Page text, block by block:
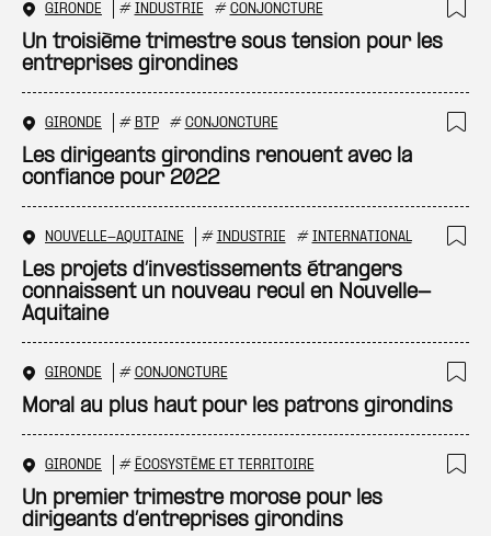
GIRONDE # INDUSTRIE # CONJONCTURE
Un troisième trimestre sous tension pour les
entreprises girondines
GIRONDE # BTP # CONJONCTURE
Les dirigeants girondins renouent avec la
confiance pour 2022
NOUVELLE-AQUITAINE # INDUSTRIE # INTERNATIONAL
Les projets d’investissements étrangers
connaissent un nouveau recul en Nouvelle-
Aquitaine
GIRONDE # CONJONCTURE
Moral au plus haut pour les patrons girondins
GIRONDE # ÉCOSYSTÈME ET TERRITOIRE
Un premier trimestre morose pour les
dirigeants d’entreprises girondins